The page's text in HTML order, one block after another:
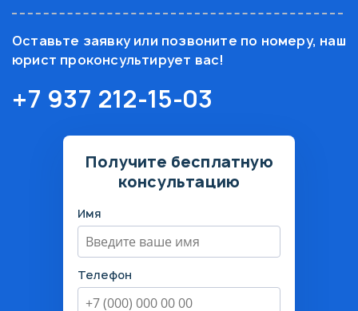
Оставьте заявку или позвоните по номеру, наш
юрист проконсультирует вас!
+7 937 212-15-03
Получите бесплатную
консультацию
Имя
Телефон